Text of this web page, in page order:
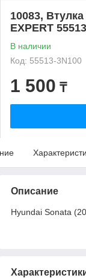
10083,
EXPERT
В наличии
Код: 55513-3N100
1 500 ₸
Описание
Hyundai Sonata